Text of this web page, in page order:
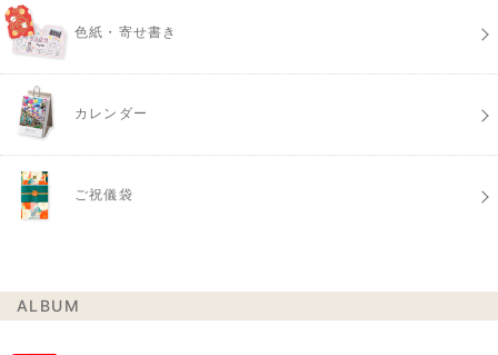
色紙・寄せ書き
カレンダー
ご祝儀袋
ALBUM